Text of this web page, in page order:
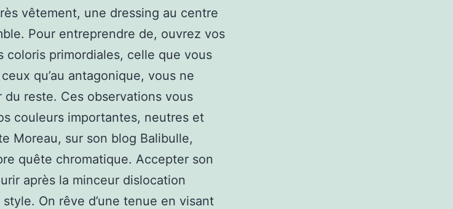
vêtement, une dressing au centre
Pour entreprendre de, ouvrez vos
coloris primordiales, celle que vous
qu’au antagonique, vous ne
du reste. Ces observations vous
couleurs importantes, neutres et
Moreau, sur son blog Balibulle,
quête chromatique. Accepter son
après la minceur dislocation
On rêve d’une tenue en visant